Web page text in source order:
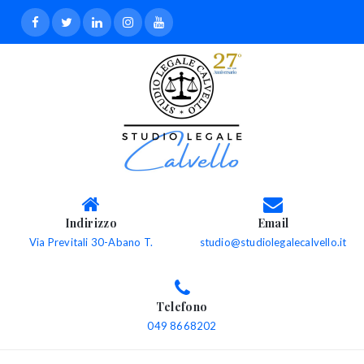
Indirizzo
Via Previtali 30-Abano T.
Email
studio@studiolegalecalvello.it
Telefono
049 8668202